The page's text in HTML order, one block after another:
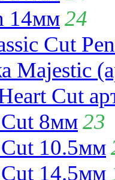
14мм24
Cut
Majestic
Cut
8мм23
10.5мм
14.5мм